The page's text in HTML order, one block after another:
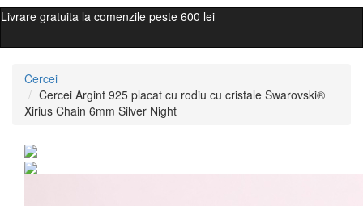
Livrare gratuita la comenzile peste 600 lei
Cercei
Cercei Argint 925 placat cu rodiu cu cristale Swarovski®
Xirius Chain 6mm Silver Night